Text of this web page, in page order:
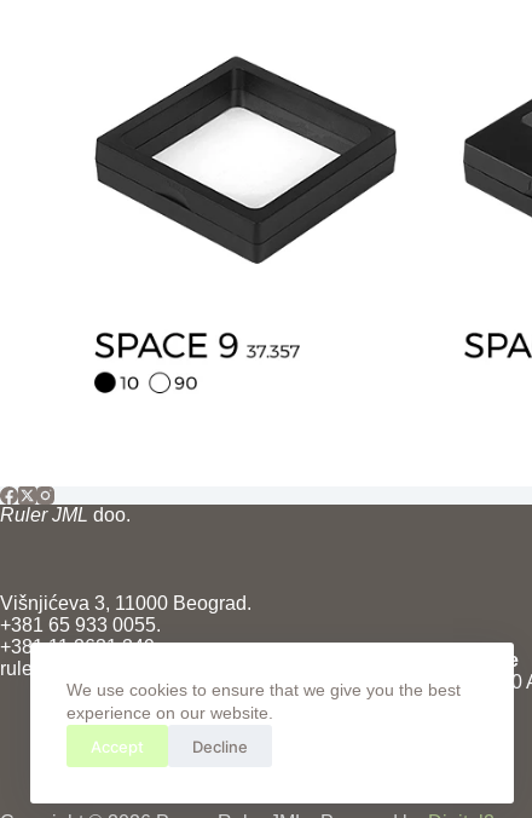
We use cookies to ensure that we give you the best
experience on our website.
Accept
Decline
Ruler JML doo.
Višnjićeva 3, 11000 Beograd.
+381 65 933 0055.
+381 11 2631 349.
rulerjml@gmail.com.
Radno vreme
Pon - Pet: 8:00